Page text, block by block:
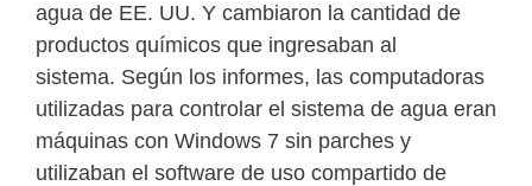
agua de EE. UU. Y cambiaron la cantidad de
productos químicos que ingresaban al
sistema. Según los informes, las computadoras
utilizadas para controlar el sistema de agua eran
máquinas con Windows 7 sin parches y
utilizaban el software de uso compartido de